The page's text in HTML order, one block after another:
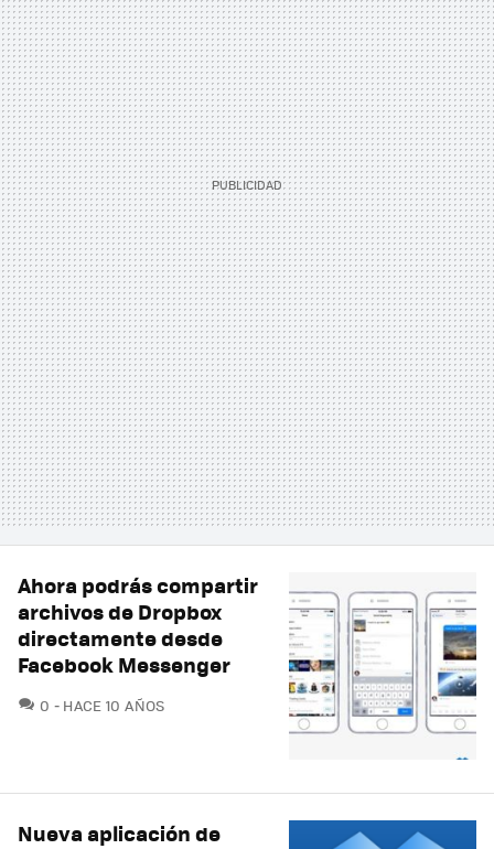
Ahora podrás compartir
archivos de Dropbox
directamente desde
Facebook Messenger
0 COMENTARIOS
HACE 10 AÑOS
Nueva aplicación de